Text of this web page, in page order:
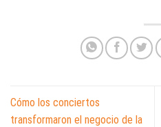
Cómo los conciertos
transformaron el negocio de la